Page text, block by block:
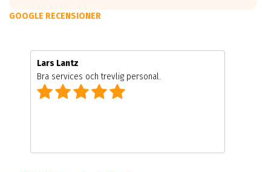
GOOGLE RECENSIONER
Lars Lantz
Bra services och trevlig personal.